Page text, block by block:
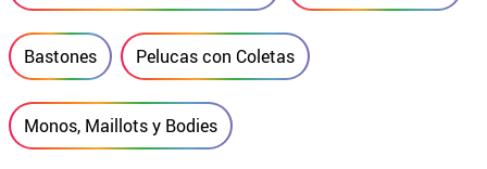
Bastones Pelucas con Coletas
Monos, Maillots y Bodies